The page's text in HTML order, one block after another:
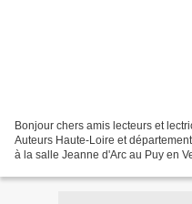
Bonjour chers amis lecteurs et
Auteurs Haute-Loire et
à la salle Jeanne d'Arc au Puy en